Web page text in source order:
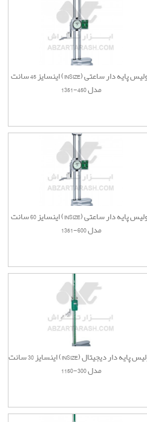
کولیس پایه دار ساعتی (INSIZE) اینسایز 45 سانت
مدل 450-1351
کولیس پایه دار ساعتی (INSIZE) اینسایز 60 سانت
مدل 600-1351
کولیس پایه دار دیجیتال (INSIZE) اینسایز 30 سانت
مدل 300-1150